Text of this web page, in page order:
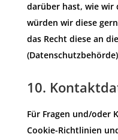
darüber hast, wie wir
würden wir diese
das Recht diese an
10.
Für Fragen und/oder
Cookie-Richtlinien